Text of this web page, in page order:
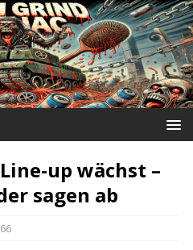
up wächst –
sagen ab